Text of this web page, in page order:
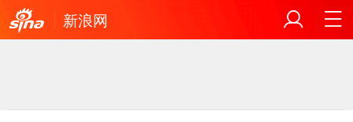
新浪网